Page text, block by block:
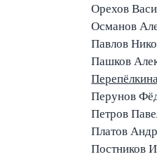
Орехов
Османов
Павлов
Пашков
Перунов
Петров
Платов
Постников